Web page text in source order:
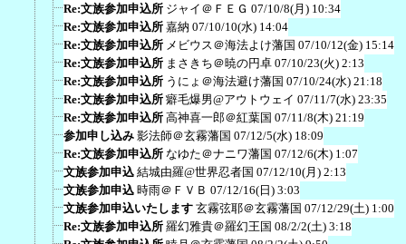
Re:文族参加申込所 ジャイ＠ＦＥＧ 07/10/8(月) 10:34
Re:文族参加申込所 嘉納 07/10/10(水) 14:04
Re:文族参加申込所 メビウス＠海法よけ藩国 07/10/12(金) 15:14
Re:文族参加申込所 まさきち＠暁の円卓 07/10/23(火) 2:13
Re:文族参加申込所 うにょ＠海法避け藩国 07/10/24(水) 21:18
Re:文族参加申込所 癖毛爆男@アウトウェイ 07/11/7(水) 23:35
Re:文族参加申込所 高神喜一郎＠紅葉国 07/11/8(木) 21:19
参加申し込み 影法師＠玄霧藩国 07/12/5(水) 18:09
Re:文族参加申込所 なゆた＠ナニワ藩国 07/12/6(木) 1:07
文族参加申込 結城由羅@世界忍者国 07/12/10(月) 2:13
文族参加申込 時雨＠ＦＶＢ 07/12/16(日) 3:03
文族参加申込いたします 玄霧弦耶＠玄霧藩国 07/12/29(土) 1:00
Re:文族参加申込所 羅幻雅貴＠羅幻王国 08/2/2(土) 3:18